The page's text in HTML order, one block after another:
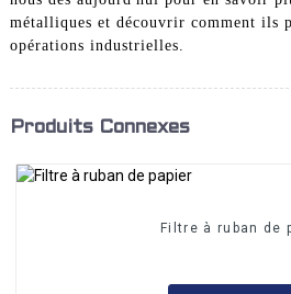
métalliques et découvrir comment ils
opérations industrielles.
Produits Connexes
Filtre à ruban de